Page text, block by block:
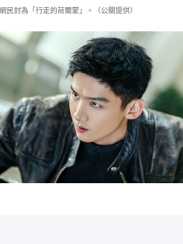
民封為「行走的荷爾蒙」。（公關提供）